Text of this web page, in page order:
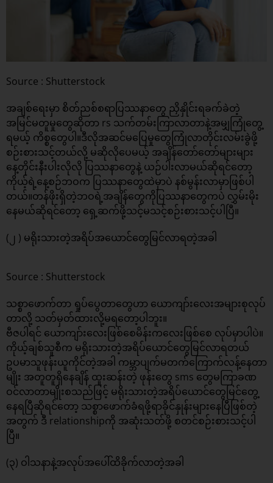
Source : Shutterstock
အချစ်ရေးမှာ စိတ်ညစ်စရာပြဿနာတွေ ညှိနှိုင်းရခက်ခဲတဲ့
အမြင်မတူမှုတွေဆိုတာ rs သက်တမ်းကြာလာတာနဲ့အမျှကြုံတွေ့
ရမယ့် ကိစ္စတွေပါ။ဒီလိုအဆင်မပြေမှုတွေကြုံလာတိုင်းလမ်းခွဲဖို့
စဉ်းစားသင့်တယ်လို့ မဆိုလိုပေမယ့် အချိန်တော်တော်များများ
နေ့တိုင်းနီးပါးလိုလို ပြဿနာတွေနဲ့ ယဉ်ပါးလာမယ်ဆိုရင်တော့
ကိုယ့်ရဲ့နေ့စဉ်ဘဝက ပြဿနာတွေထဲမှာပဲ နစ်မွန်းလာမှာဖြစ်ပါ
တယ်။တန်ဖိုးရှိတဲ့ဘဝရဲ့အချိန်တွေကိုပြဿနာတွေကပဲ လွှမ်းမိုး
နေမယ်ဆိုရင်တော့ ရှေ့ဆက်ဖို့သင့်မသင့်စဉ်းစားသင့်ပါပြီ။
(၂ ) မရိုးသားတဲ့အရိပ်အယောင်တွေမြင်လာရတဲ့အခါ
Source : Shutterstock
သစ္စာဖောက်တာ ရှုပ်ပွေတာတွေဟာ ယောကျာ်းလေးအများစုလုပ်
တာလို့ သတ်မှတ်ထားလို့မရတော့ပါဘူး။
ဗီဇပါရင် ယောကျာ်းလေးဖြစ်စေမိန်းကလေးဖြစ်စေ လုပ်မှာပါပဲ။
ကိုယ့်ချစ်သူစီက မရိုးသားတဲ့အရိပ်ယောင်တွေမြင်လာရတယ်
ဥပမာသူဖုန်းယူကိုင်တဲ့အခါ ကမ္ဘာပျက်မတက်ကြောက်လန့်နေတာ
မျိုး အတူတူရှိနေချိန် ထူးဆန်းတဲ့ ဖုန်းတွေ sms တွေမကြာခဏ
ဝင်လာတာမျိုးစသည်ဖြင့် မရိုးသားတဲ့အရိပ်ယောင်တွေမြင်တွေ့
နေရပြီဆိုရင်တော့ သစ္စာဖောက်ခံရဖို့ရာခိုင်နှုန်းများနေပြီဖြစ်တဲ့
အတွက် ဒီ relationshipကို အဆုံးသတ်ဖို့ စတင်စဉ်းစားသင့်ပါ
ပြီ။
(၃) ဝါသနာနဲ့အလုပ်အပေါ်ထိခိုက်လာတဲ့အခါ